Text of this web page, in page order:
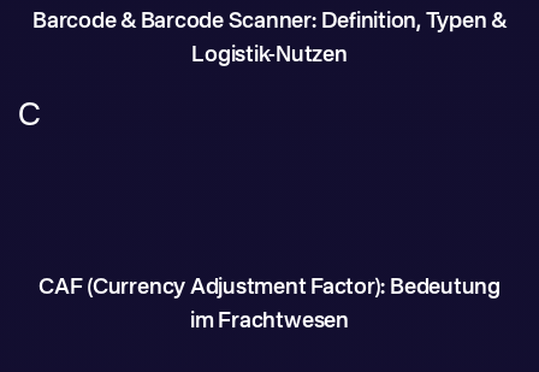
Barcode & Barcode Scanner: Definition, Typen &
Logistik-Nutzen
C
CAF (Currency Adjustment Factor): Bedeutung
im Frachtwesen